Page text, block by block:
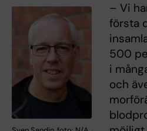
– Vi
första
500
i
och